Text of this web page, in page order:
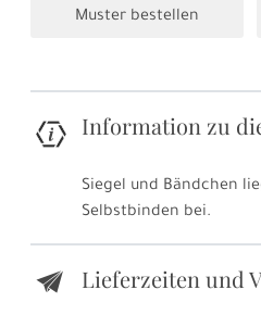
Muster bestellen
Information zu
Siegel und Bändchen
Selbstbinden bei.
e Lieferzeiten und